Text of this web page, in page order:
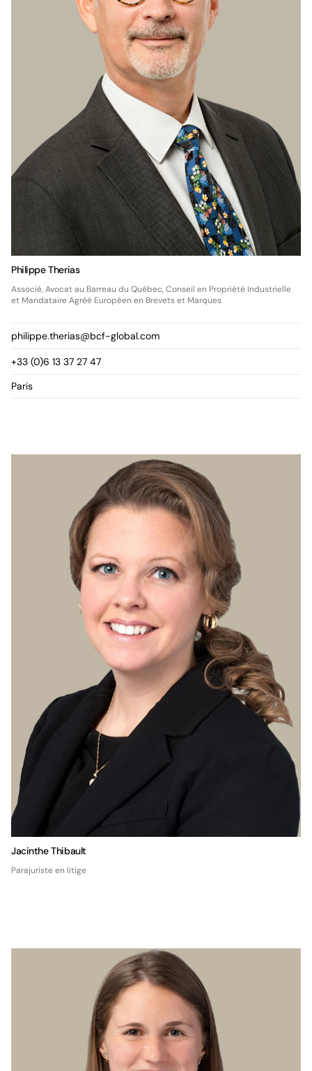
Philippe Therias
Associé, Avocat au Barreau du Québec, Conseil en Propriété Industrielle
et Mandataire Agréé Européen en Brevets et Marques
philippe.therias@bcf-global.com
+33 (0)6 13 37 27 47
Paris
Jacinthe Thibault
Parajuriste en litige